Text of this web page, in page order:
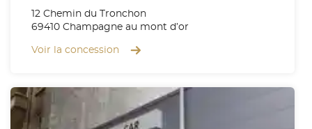
12 Chemin du Tronchon
69410 Champagne au mont d’or
Voir la concession